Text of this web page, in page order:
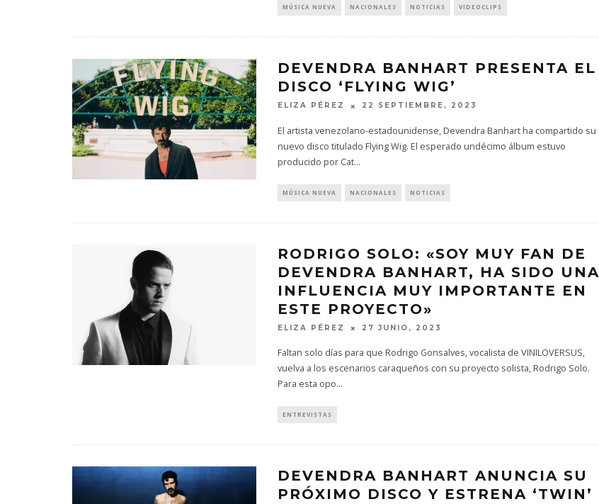
MÚSICA NUEVA NACIONALES NOTICIAS VIDEOCLIPS
DEVENDRA BANHART PRESENTA EL
DISCO ‘FLYING WIG’
ELIZA PÉREZ 22 SEPTIEMBRE, 2023
El artista venezolano-estadounidense, Devendra Banhart ha compartido su
nuevo disco titulado Flying Wig. El esperado undécimo álbum estuvo
producido por Cat...
MÚSICA NUEVA NACIONALES NOTICIAS
RODRIGO SOLO: «SOY MUY FAN DE
DEVENDRA BANHART, HA SIDO UNA
INFLUENCIA MUY IMPORTANTE EN
ESTE PROYECTO»
ELIZA PÉREZ 27 JUNIO, 2023
Faltan solo días para que Rodrigo Gonsalves, vocalista de VINILOVERSUS,
vuelva a los escenarios caraqueños con su proyecto solista, Rodrigo Solo.
Para esta opo...
ENTREVISTAS
DEVENDRA BANHART ANUNCIA SU
PRÓXIMO DISCO Y ESTRENA ‘TWIN’